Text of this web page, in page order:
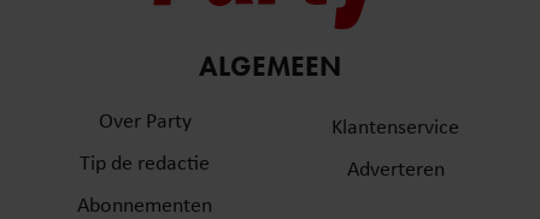
informatie over uw gebruik van onze site met onze
partners voor social media, adverteren en analyse. Deze
informatie die u aan ze heeft verstrekt of die ze hebben
gaat akkoord met onze cookies als u onze website blijft
gebruiken.
ALGEMEEN
Over Party
Tip de redactie
Abonnementen
Klantenservice
Adverteren